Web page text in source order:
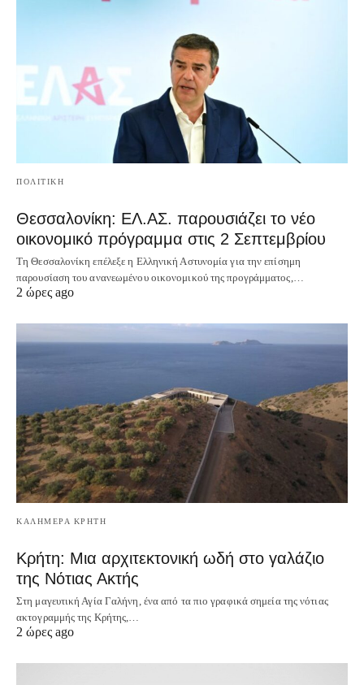
ΠΟΛΙΤΙΚΗ
Θεσσαλονίκη: ΕΛ.ΑΣ. παρουσιάζει το νέο
οικονομικό πρόγραμμα στις 2 Σεπτεμβρίου
Τη Θεσσαλονίκη επέλεξε η Ελληνική Αστυνομία για την επίσημη
παρουσίαση του ανανεωμένου οικονομικού της προγράμματος,…
2 ώρες ago
ΚΑΛΗΜΕΡΑ ΚΡΗΤΗ
Κρήτη: Μια αρχιτεκτονική ωδή στο γαλάζιο
της Νότιας Ακτής
Στη μαγευτική Αγία Γαλήνη, ένα από τα πιο γραφικά σημεία της νότιας
ακτογραμμής της Κρήτης,…
2 ώρες ago